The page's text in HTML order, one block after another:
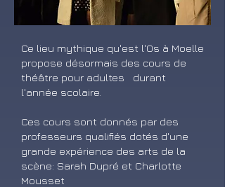
Ce lieu mythique qu'est l'Os à Moelle
propose désormais des cours de
théâtre pour adultes durant
l'année scolaire.
Ces cours sont donnés par des
professeurs qualifiés dotés d'une
grande expérience des arts de la
scène: Sarah Dupré et Charlotte
Mousset